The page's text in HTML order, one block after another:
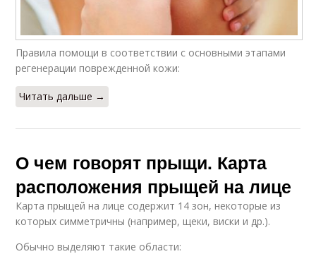
Правила помощи в соответствии с основными этапами
регенерации поврежденной кожи:
Читать дальше →
О чем говорят прыщи. Карта
расположения прыщей на лице
Карта прыщей на лице содержит 14 зон, некоторые из
которых симметричны (например, щеки, виски и др.).
Обычно выделяют такие области: